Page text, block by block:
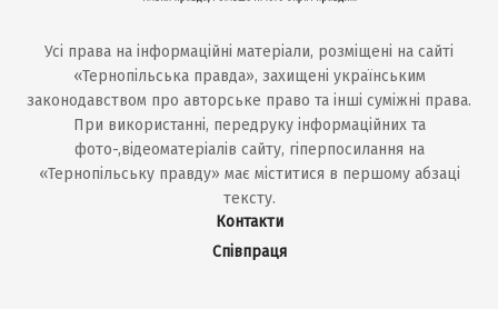
Усі права на інформаційні матеріали, розміщені на сайті
«Тернопільська правда», захищені українським
законодавством про авторське право та інші суміжні права.
При використанні, передруку інформаційних та
фото-,відеоматеріалів сайту, гіперпосилання на
«Тернопільську правду» має міститися в першому абзаці
тексту.
Контакти
Співпраця